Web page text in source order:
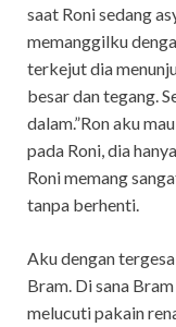
saat Roni sedang
memanggilku
terkejut dia
besar dan tegang.
dalam.”Ron aku
pada Roni, dia
Roni memang
tanpa berhenti.
Aku dengan
Bram. Di sana
melucuti pakain